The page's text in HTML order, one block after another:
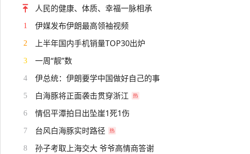
人民的健康、体质、幸福一脉相承
1 伊媒发布伊朗最高领袖视频
2 上半年国内手机销量TOP30出炉
3 一周“靓”数
4 伊总统：伊朗要学中国做好自己的事
5 白海豚将正面袭击贯穿浙江
6 情侣平潭拍日出坠崖1死1伤
7 台风白海豚实时路径
8 孙子考取上海交大 爷爷高情商答谢